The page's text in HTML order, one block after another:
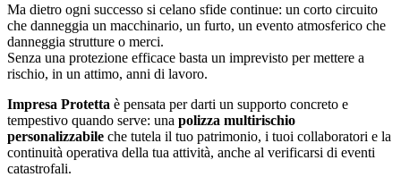
Ma dietro ogni successo si celano sfide continue: un corto circuito
che danneggia un macchinario, un furto, un evento atmosferico che
danneggia strutture o merci.
Senza una protezione efficace basta un imprevisto per mettere a
rischio, in un attimo, anni di lavoro.
Impresa Protetta è pensata per darti un supporto concreto e
tempestivo quando serve: una polizza multirischio
personalizzabile che tutela il tuo patrimonio, i tuoi collaboratori e la
continuità operativa della tua attività, anche al verificarsi di eventi
catastrofali.